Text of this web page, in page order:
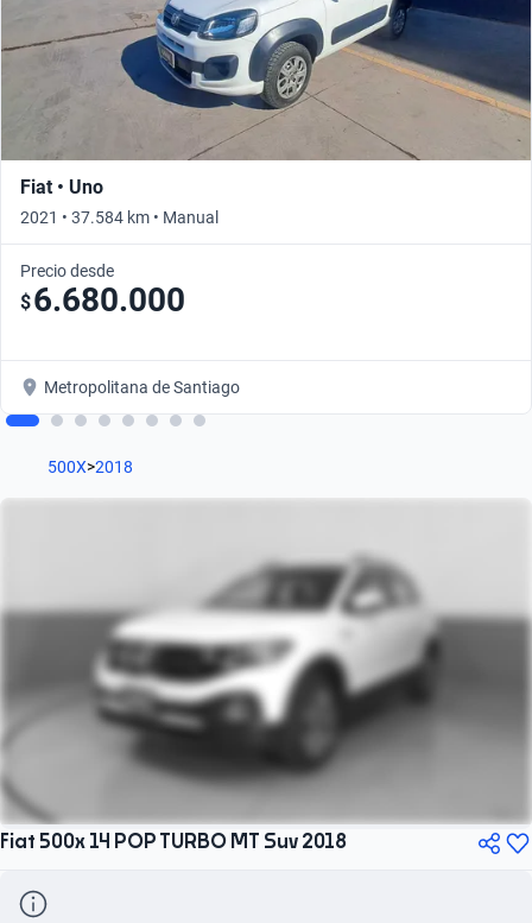
Fiat • Uno
2021 • 37.584 km • Manual
Precio desde
$6.680.000
Metropolitana de Santiago
500X>2018
Fiat 500x 14 POP TURBO MT Suv 2018